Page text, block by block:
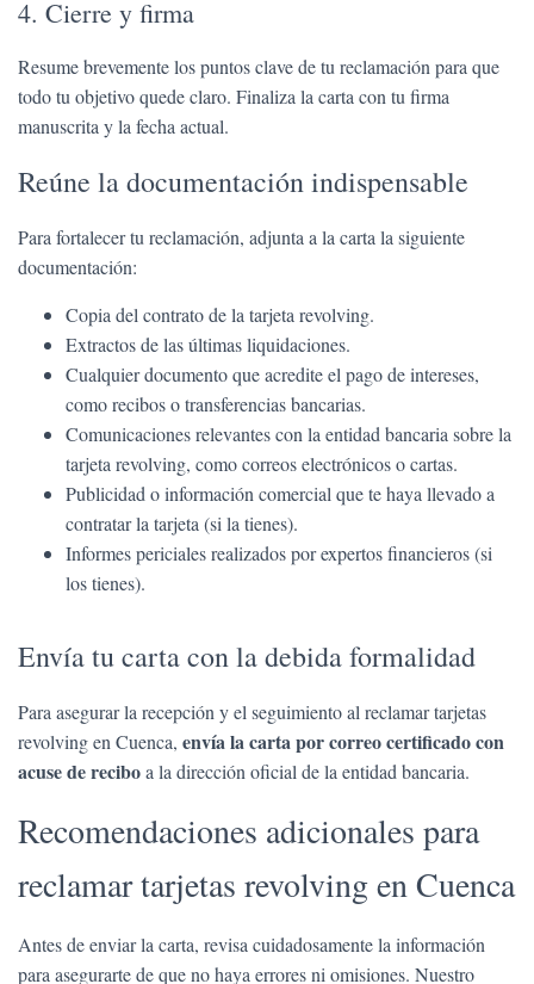
4. Cierre y firma
Resume brevemente los puntos clave de tu reclamación para que
todo tu objetivo quede claro. Finaliza la carta con tu firma
manuscrita y la fecha actual.
Reúne la documentación indispensable
Para fortalecer tu reclamación, adjunta a la carta la siguiente
documentación:
Copia del contrato de la tarjeta revolving.
Extractos de las últimas liquidaciones.
Cualquier documento que acredite el pago de intereses,
como recibos o transferencias bancarias.
Comunicaciones relevantes con la entidad bancaria sobre la
tarjeta revolving, como correos electrónicos o cartas.
Publicidad o información comercial que te haya llevado a
contratar la tarjeta (si la tienes).
Informes periciales realizados por expertos financieros (si
los tienes).
Envía tu carta con la debida formalidad
Para asegurar la recepción y el seguimiento al reclamar tarjetas
revolving en Cuenca, envía la carta por correo certificado con
acuse de reciboa la dirección oficial de la entidad bancaria.
Recomendaciones adicionales para
reclamar tarjetas revolving en Cuenca
Antes de enviar la carta, revisa cuidadosamente la información
para asegurarte de que no haya errores ni omisiones. Nuestro